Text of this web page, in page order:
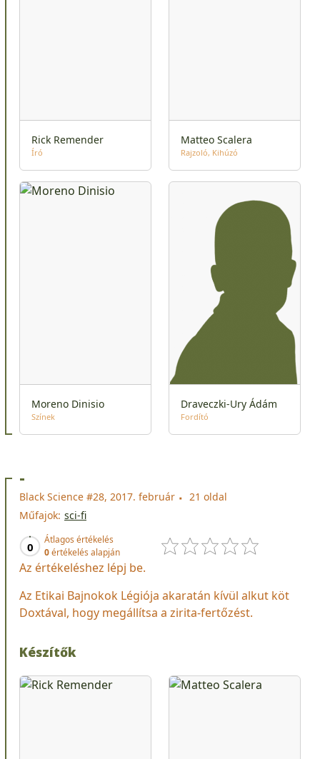
Rick Remender
Író
Matteo Scalera
Rajzoló Kihúzó
Moreno Dinisio
Színek
Draveczki-Ury Ádám
Fordító
-
Black Science #28, 2017. február
21 oldal
Műfajok: sci-fi
0
Átlagos értékelés
0értékelés alapján
Az értékeléshez lépj be.
Az Etikai Bajnokok Légiója akaratán kívül alkut köt
Doxtával, hogy megállítsa a zirita-fertőzést.
Készítők